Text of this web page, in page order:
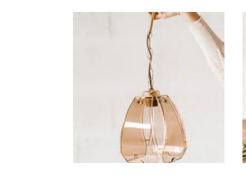
AJOUTER AU PANIER